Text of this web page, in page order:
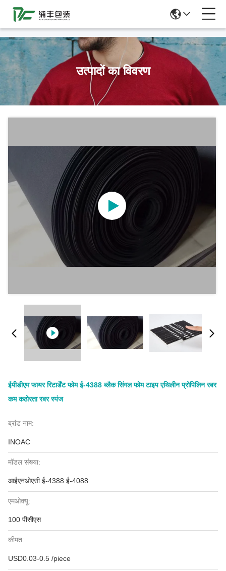
उत्पादों का विवरण
ईपीडीएम फायर रिटार्डेंट फोम ई-4388 ब्लैक सिंगल फोम टाइप एथिलीन प्रोपिलिन रबर
कम कठोरता रबर स्पंज
ब्रांड नाम:
INOAC
मॉडल संख्या:
आईएनओएसी ई-4388 ई-4088
एमओक्यू:
100 पीसीएस
कीमत:
USD0.03-0.5 /piece